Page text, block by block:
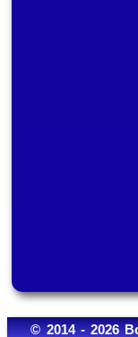
© 2014 - 2026